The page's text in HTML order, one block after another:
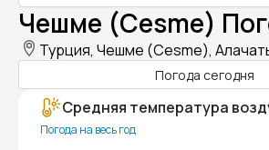
Чешме (Cesme)
Турция, Чешме (Cesme),
Погода сегодня
Средняя температура
Погода на весь год